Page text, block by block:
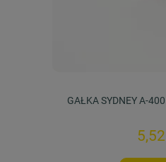
GAŁKA SYDNEY A-
5,52